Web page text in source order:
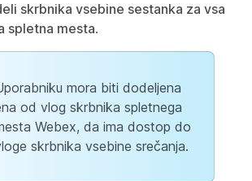
skrbnika vsebine sestanka za vsa
spletna mesta.
mora biti dodeljena
od vlog skrbnika spletnega
Webex, da ima dostop do
skrbnika vsebine srečanja.